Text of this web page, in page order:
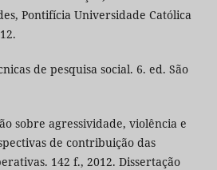
Pontifícia Universidade Católica
de pesquisa social. 6. ed. São
sobre agressividade, violência e
de contribuição das
142 f., 2012. Dissertação